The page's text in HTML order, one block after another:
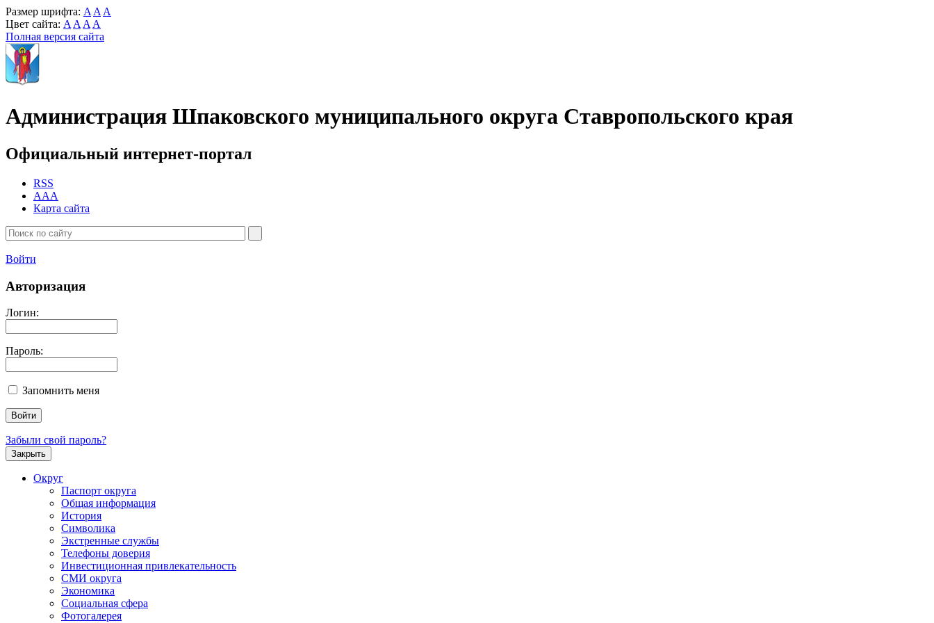
Размер шрифта: A A A
Цвет сайта: A A A A
Полная версия сайта
Администрация Шпаковского муниципального округа Ставропольского края
Официальный интернет-портал
RSS
AAA
Карта сайта
Войти
Авторизация
Логин:
Пароль:
Запомнить меня
Забыли свой пароль?
Закрыть
Округ
Паспорт округа
Общая информация
История
Символика
Экстренные службы
Телефоны доверия
Инвестиционная привлекательность
СМИ округа
Экономика
Социальная сфера
Фотогалерея